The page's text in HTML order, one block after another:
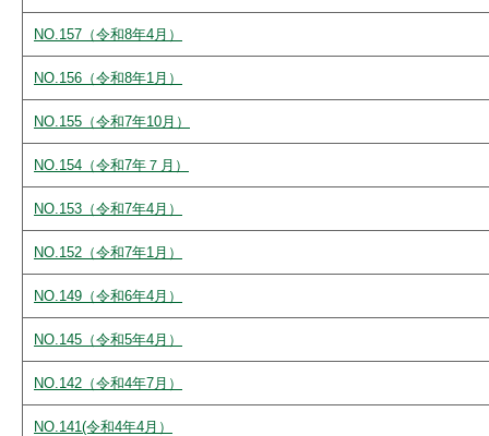
NO.157（令和8年4月）
NO.156（令和8年1月）
NO.155（令和7年10月）
NO.154（令和7年７月）
NO.153（令和7年4月）
NO.152（令和7年1月）
NO.149（令和6年4月）
NO.145（令和5年4月）
NO.142（令和4年7月）
NO.141(令和4年4月）